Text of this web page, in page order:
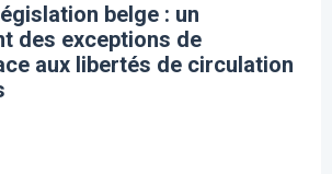
belge : un
des exceptions de
aux libertés de circulation